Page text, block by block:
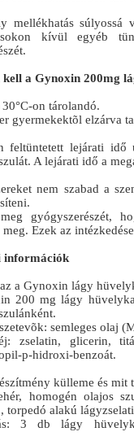
mellékhatás súlyossá
kívül egyéb
kell a Gynoxin 200mg
on tárolandó.
gyermekektõl elzárva
feltüntetett lejárati
A lejárati idő a
nem szabad a
gyógyszerészét,
meg. Ezek az
információk
a Gynoxin lágy
200 mg lágy
semleges olaj
zselatin, glicerin,
p-hidroxi-benzoát.
külleme és mit
homogén olajos
torpedó alakú
3 db lágy